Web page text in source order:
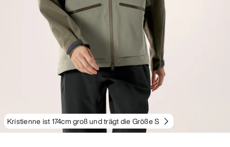
Kristienne ist 174cm groß und trägt die Größe S